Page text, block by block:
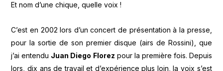
Et nom d’une chique, quelle voix !
C’est en 2002 lors d’un concert de présentation à la presse,
pour la sortie de son premier disque (airs de Rossini), que
j’ai entendu Juan Diego Florez pour la première fois. Depuis
lors, dix ans de travail et d’expérience plus loin, la voix s’est